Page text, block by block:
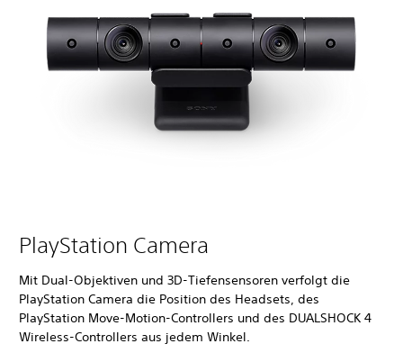
PlayStation Camera
Mit Dual-Objektiven und 3D-Tiefensensoren verfolgt die
PlayStation Camera die Position des Headsets, des
PlayStation Move-Motion-Controllers und des DUALSHOCK 4
Wireless-Controllers aus jedem Winkel.